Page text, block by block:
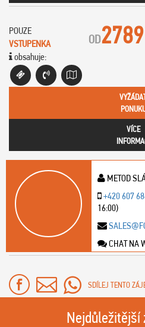
POUZE
VSTUPENKA
obsahuje:
OD
VÍCE
METOD
+420 607
16:00)
CHAT NA
SDÍLEJ TENTO
Nejdůležitější